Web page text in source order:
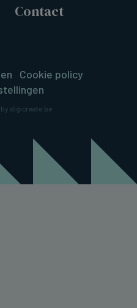
Contact
Cookie policy
digicreate.be